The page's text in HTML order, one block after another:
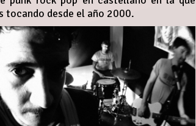
tocando desde el año 2000.